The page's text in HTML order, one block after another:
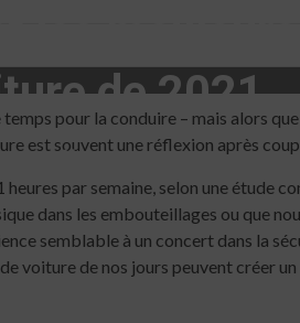
de 2021
11 min read
pour la conduire – mais alors
est souvent une réflexion après coup.
par semaine, selon une étude
dans les embouteillages ou que
semblable à un concert dans la
voiture de nos jours peuvent créer